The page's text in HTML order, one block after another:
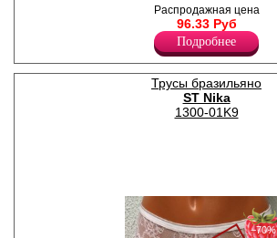
полностью кружевные на
эластичной резинке.
Лайкра 14%
Полиамид 65%
Хлопок 7%
Вискоза 14%
Распродажная цена
96.33 Руб
Подробнее
Трусы бразильяно
ST Nika
1300-01K9
−70%